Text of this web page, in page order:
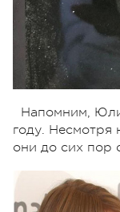
Напомним,
году. Несмотря
они до сих пор